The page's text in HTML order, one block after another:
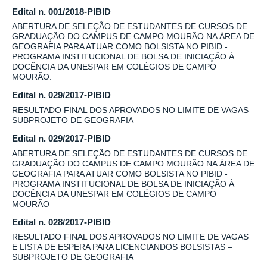
Edital n. 001/2018-PIBID
ABERTURA DE SELEÇÃO DE ESTUDANTES DE CURSOS DE
GRADUAÇÃO DO CAMPUS DE CAMPO MOURÃO NA ÁREA DE
GEOGRAFIA PARA ATUAR COMO BOLSISTA NO PIBID -
PROGRAMA INSTITUCIONAL DE BOLSA DE INICIAÇÃO À
DOCÊNCIA DA UNESPAR EM COLÉGIOS DE CAMPO
MOURÃO.
Edital n. 029/2017-PIBID
RESULTADO FINAL DOS APROVADOS NO LIMITE DE VAGAS
SUBPROJETO DE GEOGRAFIA
Edital n. 029/2017-PIBID
ABERTURA DE SELEÇÃO DE ESTUDANTES DE CURSOS DE
GRADUAÇÃO DO CAMPUS DE CAMPO MOURÃO NA ÁREA DE
GEOGRAFIA PARA ATUAR COMO BOLSISTA NO PIBID -
PROGRAMA INSTITUCIONAL DE BOLSA DE INICIAÇÃO À
DOCÊNCIA DA UNESPAR EM COLÉGIOS DE CAMPO
MOURÃO
Edital n. 028/2017-PIBID
RESULTADO FINAL DOS APROVADOS NO LIMITE DE VAGAS
E LISTA DE ESPERA PARA LICENCIANDOS BOLSISTAS –
SUBPROJETO DE GEOGRAFIA